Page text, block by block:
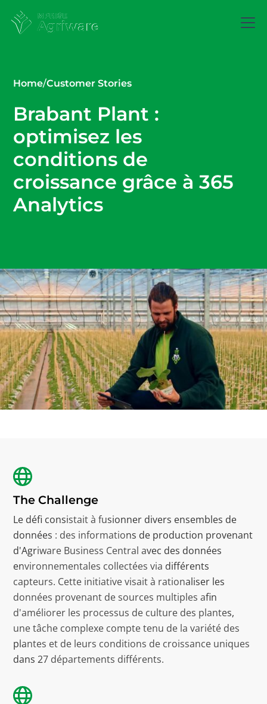
Home/Customer Stories
Brabant Plant :
optimisez les
conditions de
croissance grâce à 365
Analytics
The Challenge
Le défi consistait à fusionner divers ensembles de
données : des informations de production provenant
d'Agriware Business Central avec des données
environnementales collectées via différents
capteurs. Cette initiative visait à rationaliser les
données provenant de sources multiples afin
d'améliorer les processus de culture des plantes,
une tâche complexe compte tenu de la variété des
plantes et de leurs conditions de croissance uniques
dans 27 départements différents.